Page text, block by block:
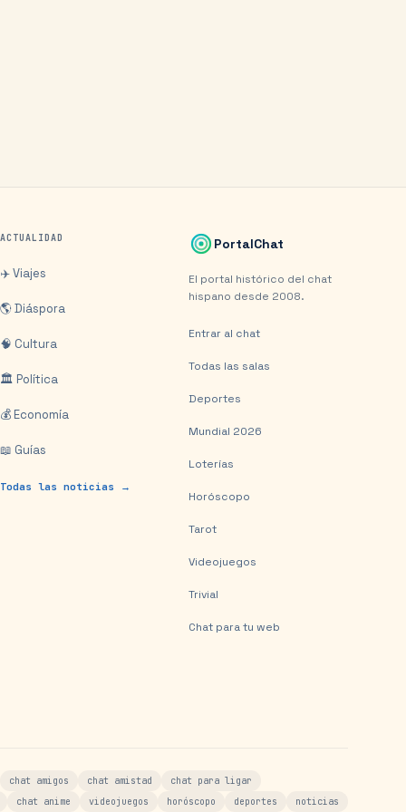
ACTUALIDAD
✈️ Viajes
🌎 Diáspora
🧠 Cultura
🏛️ Política
💰 Economía
📖 Guías
Todas las noticias →
PortalChat
El portal histórico del chat
hispano desde 2008.
Entrar al chat
Todas las salas
Deportes
Mundial 2026
Loterías
Horóscopo
Tarot
Videojuegos
Trivial
Chat para tu web
chat amigos chat amistad
chat para ligar
chat anime
videojuegos horóscopo deportes noticias